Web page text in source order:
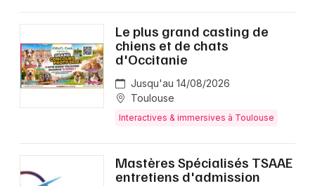
Le plus grand casting de
chiens et de chats
d'Occitanie
Jusqu'au 14/08/2026
Toulouse
Interactives & immersives à Toulouse
Mastères Spécialisés TSAAE
entretiens d'admission